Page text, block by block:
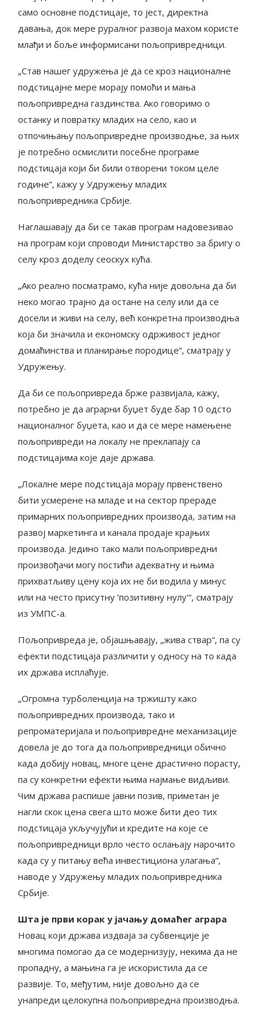
само основне подстицаје, то јест, директна
давања, док мере руралног развоја махом користе
млађи и боље информисани пољопривредници.
„Став нашег удружења је да се кроз националне
подстицајне мере морају помоћи и мања
пољопривредна газдинства. Ако говоримо о
останку и повратку младих на село, као и
отпочињању пољопривредне производње, за њих
је потребно осмислити посебне програме
подстицаја који би били отворени током целе
године“, кажу у Удружењу младих
пољопривредника Србије.
Наглашавају да би се такав програм надовезивао
на програм који спроводи Министарство за бригу о
селу кроз доделу сеоскух кућа.
„Ако реално посматрамо, кућа није довољна да би
неко могао трајно да остане на селу или да се
досели и живи на селу, већ конкретна производња
која би значила и економску одрживост једног
домаћинства и планирање породице“, сматрају у
Удружењу.
Да би се пољопривреда брже развијала, кажу,
потребно је да аграрни буџет буде бар 10 одсто
националног буџета, као и да се мере намењене
пољопривреди на локалу не преклапају са
подстицајима које даје држава.
„Локалне мере подстицаја морају првенствено
бити усмерене на младе и на сектор прераде
примарних пољопривредних производа, затим на
развој маркетинга и канала продаје крајњих
производа. Једино тако мали пољопривредни
произвођачи могу постићи адекватну и њима
прихватљиву цену која их не би водила у минус
или на често присутну ‘позитивну нулу'“, сматрају
из УМПС-а.
Пољопривреда је, објашњавају, „жива ствар“, па су
ефекти подстицаја различити у односу на то када
их држава исплаћује.
„Огромна турболенција на тржишту како
пољопривредних производа, тако и
репроматеријала и пољопривредне механизације
довела је до тога да пољопривредници обично
када добију новац, многе цене драстично порасту,
па су конкретни ефекти њима најмање видљиви.
Чим држава распише јавни позив, приметан је
нагли скок цена свега што може бити део тих
подстицаја укључујући и кредите на које се
пољопривредници врло често ослањају нарочито
када су у питању већа инвестициона улагања“,
наводе у Удружењу младих пољопривредника
Србије.
Шта је први корак у јачању домаћег аграра
Новац који држава издваја за субвенције је
многима помогао да се модернизују, некима да не
пропадну, а мањина га је искористила да се
развије. То, међутим, није довољно да се
унапреди целокупна пољопривредна производња.